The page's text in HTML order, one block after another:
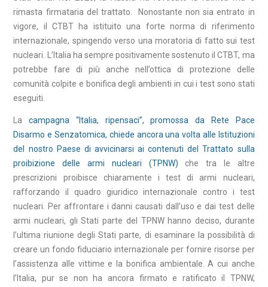
rimasta firmataria del trattato. Nonostante non sia entrato in
vigore, il CTBT ha istituito una forte norma di riferimento
internazionale, spingendo verso una moratoria di fatto sui test
nucleari. L’Italia ha sempre positivamente sostenuto il CTBT, ma
potrebbe fare di più anche nell’ottica di protezione delle
comunità colpite e bonifica degli ambienti in cui i test sono stati
eseguiti.
Lacampagna “Italia, ripensaci”, promossa da Rete Pace
Disarmo e Senzatomica, chiede ancora una volta alle Istituzioni
del nostro Paese di avvicinarsi ai contenuti del Trattato sulla
proibizione delle armi nucleari (TPNW) che tra le altre
prescrizioni proibisce chiaramente i test di armi nucleari,
rafforzando il quadro giuridico internazionale contro i test
nucleari. Per affrontare i danni causati dall’uso e dai test delle
armi nucleari, gli Stati parte del TPNW hanno deciso, durante
l’ultima riunione degli Stati parte, di esaminare la possibilità di
creare un fondo fiduciario internazionale per fornire risorse per
l’assistenza alle vittime e la bonifica ambientale. A cui anche
l’Italia, pur se non ha ancora firmato e ratificato il TPNW,